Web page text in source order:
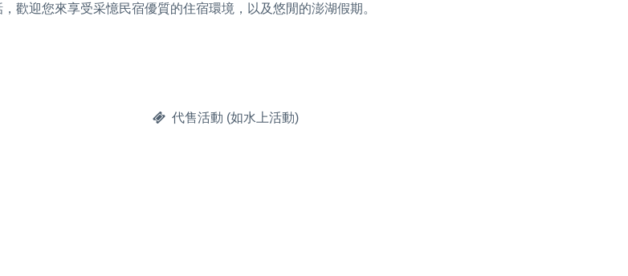
歡迎您來享受采憶民宿優質的住宿環境，以及悠閒的澎湖假期。
代售活動 (如水上活動)